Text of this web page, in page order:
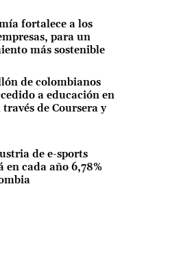
fortalece a los
para un
más sostenible
de colombianos
a educación en
de Coursera y
de e-sports
en cada año 6,78%